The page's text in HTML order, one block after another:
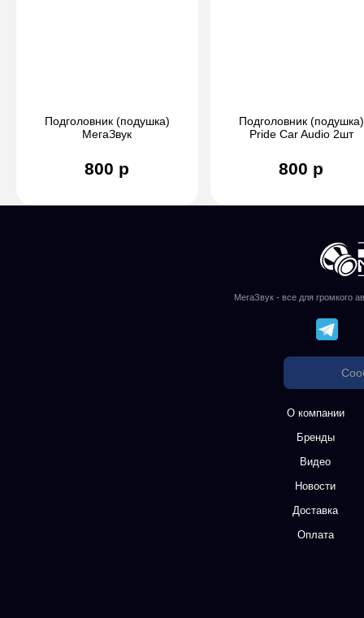
Подголовник (подушка)
МегаЗвук
800 р
Подголовник (подушка)
Pride Car Audio 2шт
800 р
МегаЗвук - все для громкого
О компании
Бренды
Видео
Новости
Доставка
Оплата